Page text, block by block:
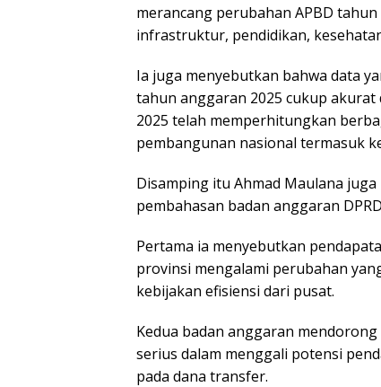
merancang perubahan APBD
infrastruktur, pendidikan,
Ia juga menyebutkan bahwa data
tahun anggaran 2025 cukup
2025 telah memperhitungkan
pembangunan nasional termasuk
Disamping itu Ahmad Maulana
pembahasan badan anggaran
Pertama ia menyebutkan
provinsi mengalami perubahan
kebijakan efisiensi dari pusat.
Kedua badan anggaran
serius dalam menggali potensi
pada dana transfer.